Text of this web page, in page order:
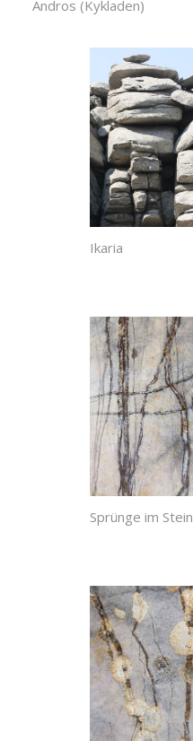
Andros (Kykladen)
Ikaria
Sprünge im Stein